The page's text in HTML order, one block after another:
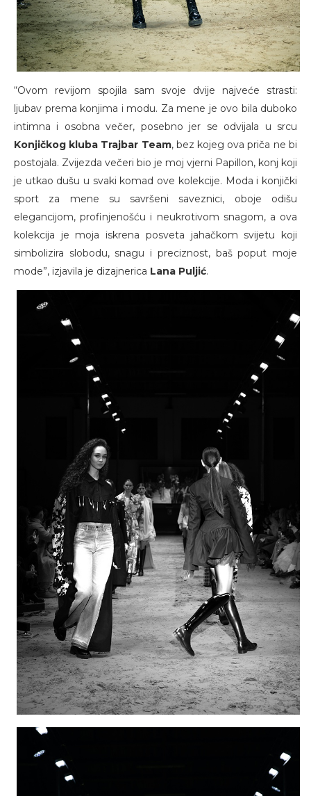
“Ovom revijom spojila sam svoje dvije najveće strasti:
ljubav prema konjima i modu. Za mene je ovo bila duboko
intimna i osobna večer, posebno jer se odvijala u srcu
Konjičkog kluba Trajbar Team, bez kojeg ova priča ne bi
postojala. Zvijezda večeri bio je moj vjerni Papillon, konj koji
je utkao dušu u svaki komad ove kolekcije. Moda i konjički
sport za mene su savršeni saveznici, oboje odišu
elegancijom, profinjenošću i neukrotivom snagom, a ova
kolekcija je moja iskrena posveta jahačkom svijetu koji
simbolizira slobodu, snagu i preciznost, baš poput moje
mode”, izjavila je dizajnerica Lana Puljić.